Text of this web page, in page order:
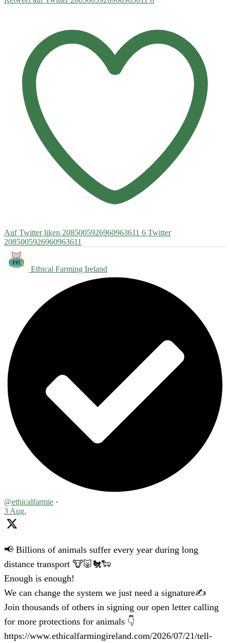
Auf Twitter liken 2085005926960963611 6 Twitter
2085005926960963611
Ethical Farming Ireland
@ethicalfarmie ·
3 Aug.
📢 Billions of animals suffer every year during long
distance transport 🐮🐷🐔🐑
Enough is enough!
We can change the system we just need a signature✍️
Join thousands of others in signing our open letter calling
for more protections for animals 👇
https://www.ethicalfarmingireland.com/2026/07/21/tell-